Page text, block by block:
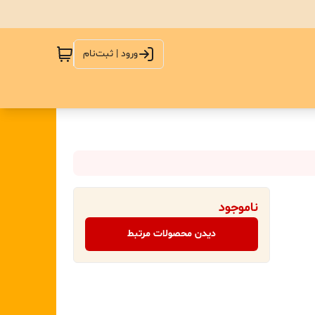
ورود | ثبت‌نام
ناموجود
دیدن محصولات مرتبط